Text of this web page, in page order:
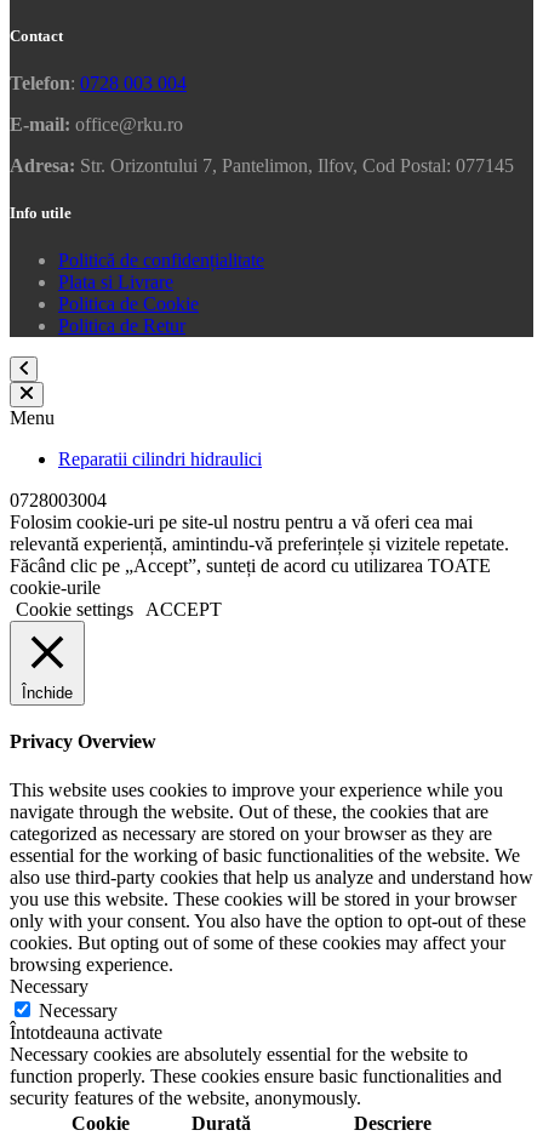
Contact
Telefon: 0728 003 004
E-mail: office@rku.ro
Adresa: Str. Orizontului 7, Pantelimon, Ilfov, Cod Postal: 077145
Info utile
Politică de confidențialitate
Plata si Livrare
Politica de Cookie
Politica de Retur
Menu
Reparatii cilindri hidraulici
0728003004
Folosim cookie-uri pe site-ul nostru pentru a vă oferi cea mai
relevantă experiență, amintindu-vă preferințele și vizitele repetate.
Făcând clic pe „Accept”, sunteți de acord cu utilizarea TOATE
cookie-urile
Cookie settings
ACCEPT
Închide
Privacy Overview
This website uses cookies to improve your experience while you
navigate through the website. Out of these, the cookies that are
categorized as necessary are stored on your browser as they are
essential for the working of basic functionalities of the website. We
also use third-party cookies that help us analyze and understand how
you use this website. These cookies will be stored in your browser
only with your consent. You also have the option to opt-out of these
cookies. But opting out of some of these cookies may affect your
browsing experience.
Necessary
Necessary
Întotdeauna activate
Necessary cookies are absolutely essential for the website to
function properly. These cookies ensure basic functionalities and
security features of the website, anonymously.
Cookie
Durată Descriere